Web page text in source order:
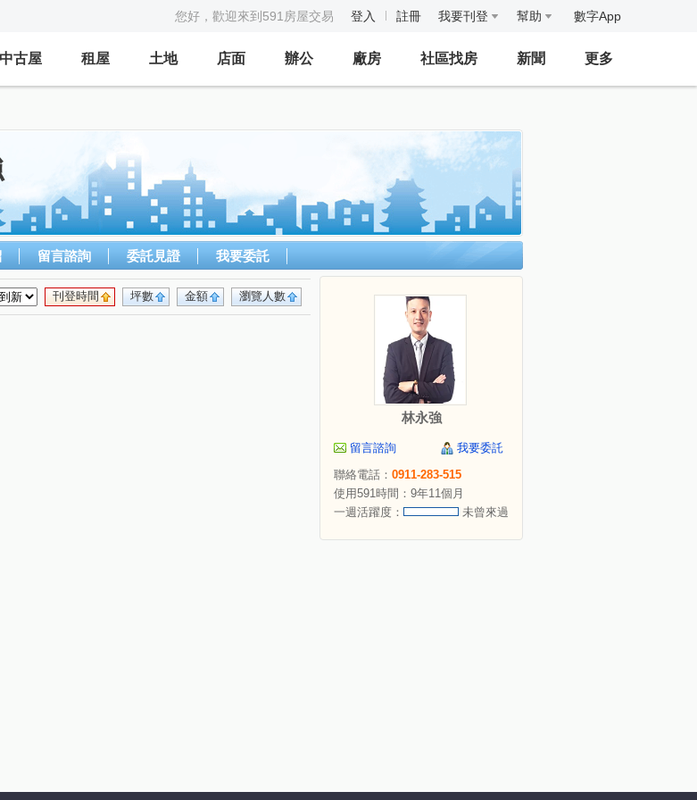
您好，歡迎來到591房屋交易 登入 註冊 我要刊登 幫助 數字App
中古屋 租屋 土地 店面 辦公 廠房 社區找房 新聞 更多
留言諮詢 委託見證 我要委託
瀏覽人數
金額
坪數
刊登時間
林永強
留言諮詢
我要委託
聯絡電話： 0911-283-515
使用591時間：9年11個月
一週活躍度：
未曾來過